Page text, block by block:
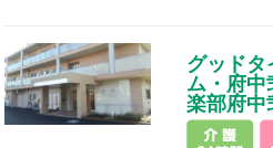
グッドタ
ム・府
楽部府中